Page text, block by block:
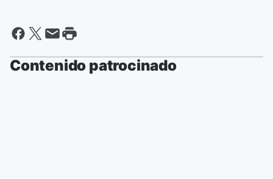
Contenido patrocinado